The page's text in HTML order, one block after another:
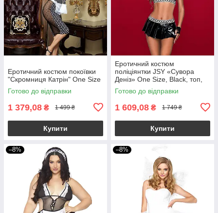
Еротичний костюм покоївки
"Скромниця Катрін" One Size
Готово до відправки
1 379,08 ₴ 1 499 ₴
Купити
Еротичний костюм
поліціянтки JSY «Сувора
Деніз» One Size, Black, топ,
спідниця, рукавички, кашкет
Готово до відправки
1 609,08 ₴ 1 749 ₴
Купити
–8% –8%